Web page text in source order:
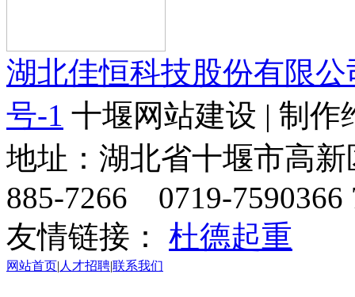
湖北佳恒科技股份有限公
号-1 十堰网站建设 | 制作
地址：湖北省十堰市高
885-7266 0719-7590366
友情链接： 杜德起重
网站首页| 人才招聘|联系我们